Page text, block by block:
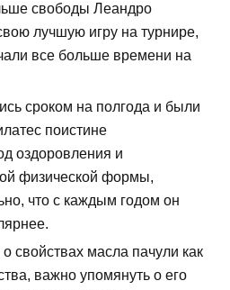
свободы Леандро
лучшую игру на турнире,
все больше времени на
сроком на полгода и были
поистине
оздоровления и
физической формы,
что с каждым годом он
свойствах масла пачули как
важно упомянуть о его